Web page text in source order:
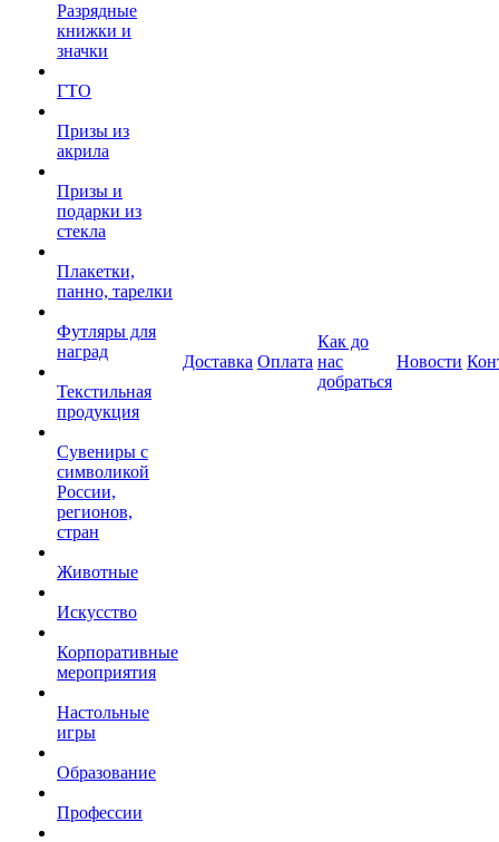
Разрядные
книжки и
значки
ГТО
Призы из
акрила
Призы и
подарки из
стекла
Плакетки,
панно, тарелки
Футляры для
наград
Текстильная
продукция
Сувениры с
символикой
России,
регионов,
стран
Животные
Искусство
Корпоративные
мероприятия
Настольные
игры
Образование
Профессии
Доставка Оплата
Как до
нас
добраться
Новости